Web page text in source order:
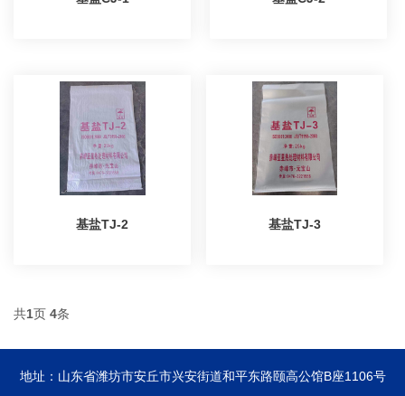
基盐TJ-2 基盐TJ-3
共1页4条
地址：山东省潍坊市安丘市兴安街道和平东路颐高公馆B座1106号